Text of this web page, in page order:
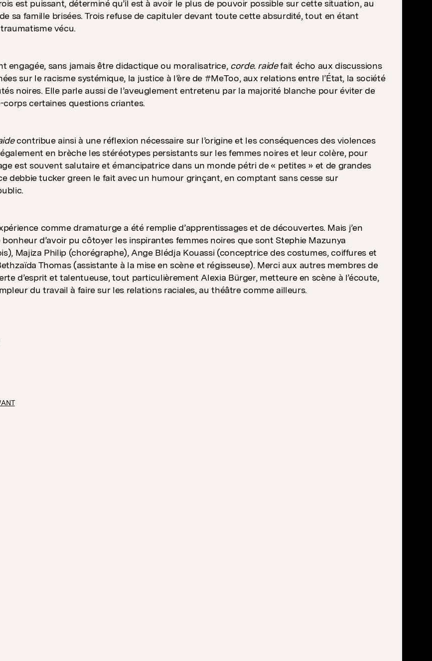
est puissant, déterminé qu’il est à avoir le plus de pouvoir possible sur cette situation, au
sa famille brisées. Trois refuse de capituler devant toute cette absurdité, tout en étant
vécu.
engagée, sans jamais être didactique ou moralisatrice, corde. raidefait écho aux discussions
sur le racisme systémique, la justice à l’ère de #MeToo, aux relations entre l’État, la société
noires. Elle parle aussi de l’aveuglement entretenu par la majorité blanche pour éviter de
corps certaines questions criantes.
contribue ainsi à une réflexion nécessaire sur l’origine et les conséquences des violences
en brèche les stéréotypes persistants sur les femmes noires et leur colère, pour
est souvent salutaire et émancipatrice dans un monde pétri de « petites » et de grandes
debbie tucker green le fait avec un humour grinçant, en comptant sans cesse sur
comme dramaturge a été remplie d’apprentissages et de découvertes. Mais j’en
d’avoir pu côtoyer les inspirantes femmes noires que sont Stephie Mazunya
Majiza Philip (chorégraphe), Ange Blédja Kouassi (conceptrice des costumes, coiffures et
Thomas (assistante à la mise en scène et régisseuse). Merci aux autres membres de
d’esprit et talentueuse, tout particulièrement Alexia Bürger, metteure en scène à l’écoute,
du travail à faire sur les relations raciales, au théâtre comme ailleurs.